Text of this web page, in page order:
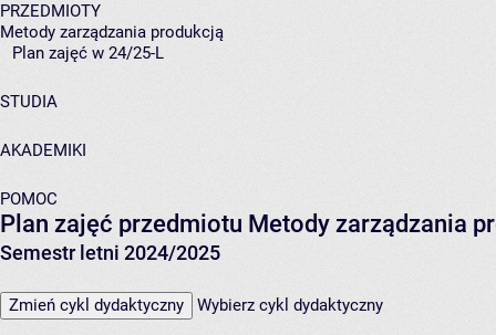
PRZEDMIOTY
Metody zarządzania produkcją
Plan zajęć w 24/25-L
STUDIA
AKADEMIKI
POMOC
Plan zajęć przedmiotu Metody zarządzania
Semestr letni 2024/2025
Zmień cykl dydaktyczny Wybierz cykl dydaktyczny